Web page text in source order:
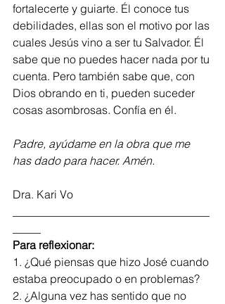
fortalecerte y guiarte. Él conoce tus
debilidades, ellas son el motivo por las
cuales Jesús vino a ser tu Salvador. Él
sabe que no puedes hacer nada por tu
cuenta. Pero también sabe que, con
Dios obrando en ti, pueden suceder
cosas asombrosas. Confía en él.
Padre, ayúdame en la obra que me
has dado para hacer. Amén.
Dra. Kari Vo
Para reflexionar:
1. ¿Qué piensas que hizo José cuando
estaba preocupado o en problemas?
2. ¿Alguna vez has sentido que no